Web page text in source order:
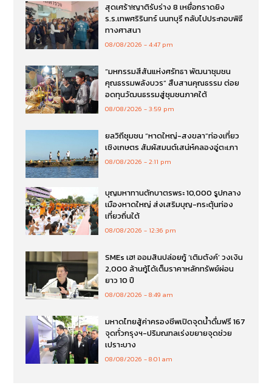
สุดเศร้า!ญาติรับร่าง 8 เหยื่อกราดยิง
ร.ร.เทพศริรินทร์ นนทบุรี กลับไปประกอบพิธี
ทางศาสนา
08/08/2026 4:47 pm
“มหกรรมสีสันแห่งศรัทธา พัฒนาชุมชน
คุณธรรมพลังบวร” สืบสานคุณธรรม ต่อย
อดทุนวัฒนธรรมสู่ชุมชนภาคใต้
08/08/2026 3:59 pm
ยลวิถีชุมชน “หาดใหญ่-สงขลา”ท่องเที่ยว
เชิงเกษตร สัมผัสมนต์เสน่ห์คลองอู่ตะเภา
08/08/2026 2:11 pm
บุญมหาทานตักบาตรพระ 10,000 รูปกลาง
เมืองหาดใหญ่ ส่งเสริมบุญ-กระตุ้นท่อง
เที่ยวถิ่นใต้
08/08/2026 12:36 pm
SMEs เฮ! ออมสินปล่อยกู้ ‘เติมตังค์’ วงเงิน
2,000 ล้านกู้ได้เต็มราคาหลักทรัพย์ผ่อน
ยาว 10 ปี
08/08/2026 8:49 am
มหาดไทยสู้ค่าครองชีพเปิดจุดน้ำดื่มฟรี 167
จุดทั่วกรุงฯ-ปริมณฑลเร่งขยายจุดช่วย
เปราะบาง
08/08/2026 8:01 am